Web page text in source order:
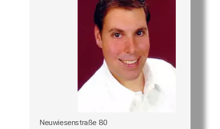
Neuwiesenstraße 80